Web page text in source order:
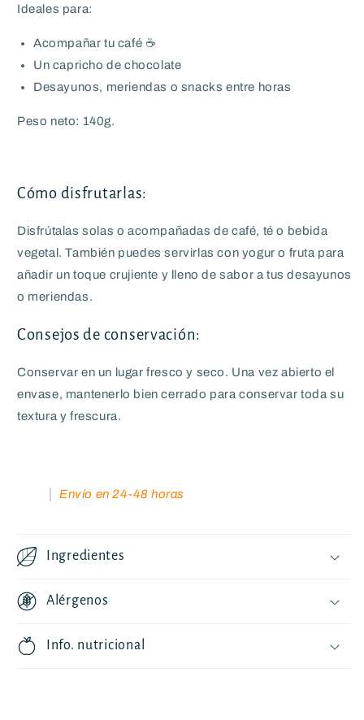
Ideales para:
Acompañar tu café ☕
Un capricho de chocolate
Desayunos, meriendas o snacks entre horas
Peso neto: 140g.
Cómo disfrutarlas:
Disfrútalas solas o acompañadas de café, té o bebida
vegetal. También puedes servirlas con yogur o fruta para
añadir un toque crujiente y lleno de sabor a tus desayunos
o meriendas.
Consejos de conservación:
Conservar en un lugar fresco y seco. Una vez abierto el
envase, mantenerlo bien cerrado para conservar toda su
textura y frescura.
Envío en 24-48 horas
Ingredientes
Alérgenos
Info. nutricional